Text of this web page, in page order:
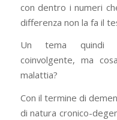
con dentro i numeri
differenza non la fa il
Un tema quindi
coinvolgente, ma
malattia?
Con il termine di
di natura cronico-